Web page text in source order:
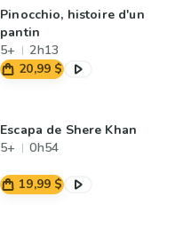
Pinocchio, histoire d'un
pantin
5+
2h13
20,99 $
Escapa de Shere Khan
5+
0h54
19,99 $